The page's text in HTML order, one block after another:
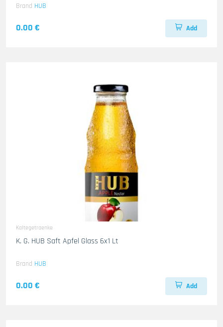
Brand HUB
0.00 € Add
Kaltegetraenke
K. G. HUB Saft Apfel Glass 6x1 Lt
Brand HUB
0.00 € Add